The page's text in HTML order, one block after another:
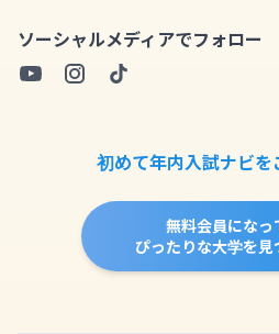
ソーシャルメディアでフォロー
初めて年内入試ナビ
無料会員になっ
ぴったりな大学を見